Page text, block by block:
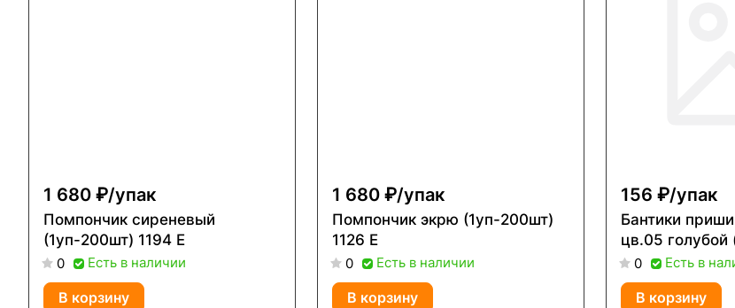
1 680 ₽/упак
Помпончик сиреневый
(1уп-200шт) 1194 Е
0 Есть в наличии
В корзину
1 680 ₽/упак
Помпончик экрю (1уп-200шт)
1126 Е
0 Есть в наличии
В корзину
156 ₽/упак
Бантики
цв.05 голубой
0 Есть в
В корзину